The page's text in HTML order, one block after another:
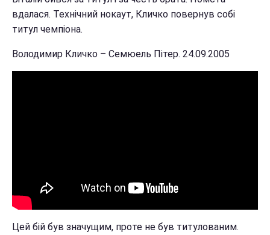
вдалася. Технічний нокаут, Кличко повернув собі
титул чемпіона.
Володимир Кличко – Семюель Пітер. 24.09.2005
Цей бій був значущим, проте не був титулованим.